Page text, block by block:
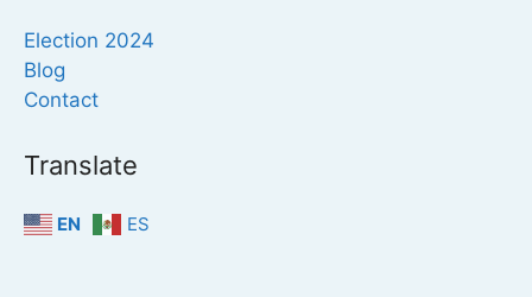
Election 2024
Blog
Contact
Translate
EN ES